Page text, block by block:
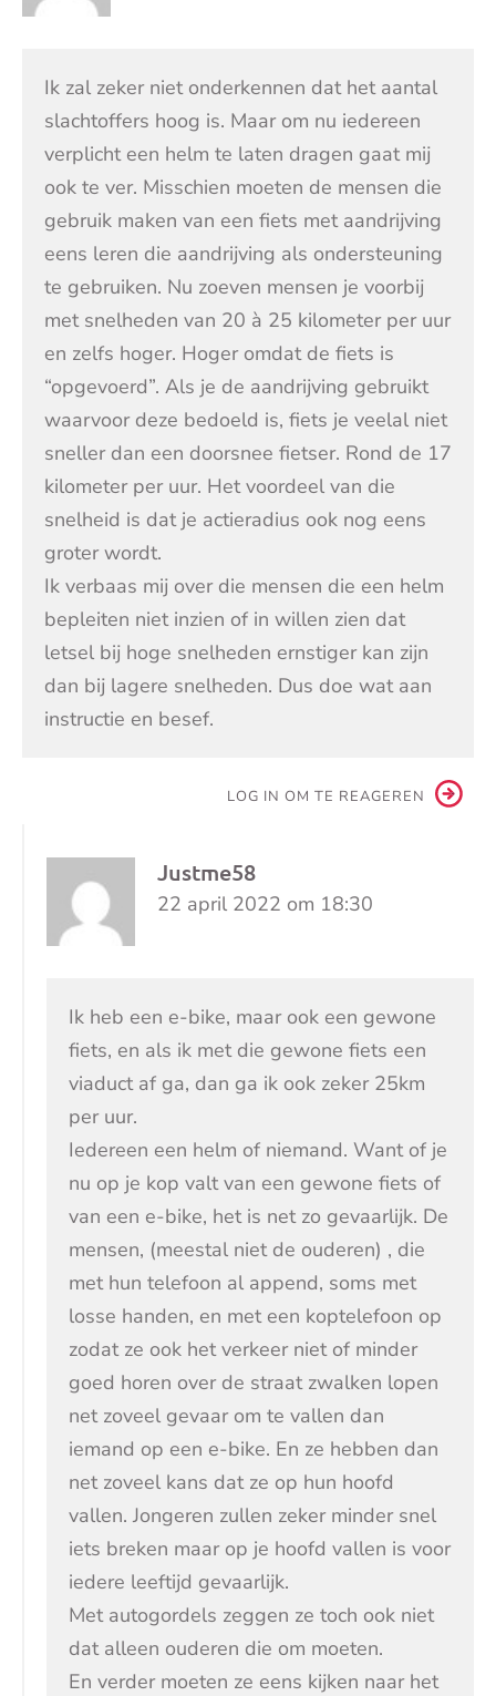
Ik zal zeker niet onderkennen dat het aantal
slachtoffers hoog is. Maar om nu iedereen
verplicht een helm te laten dragen gaat mij
ook te ver. Misschien moeten de mensen die
gebruik maken van een fiets met aandrijving
eens leren die aandrijving als ondersteuning
te gebruiken. Nu zoeven mensen je voorbij
met snelheden van 20 à 25 kilometer per uur
en zelfs hoger. Hoger omdat de fiets is
“opgevoerd”. Als je de aandrijving gebruikt
waarvoor deze bedoeld is, fiets je veelal niet
sneller dan een doorsnee fietser. Rond de 17
kilometer per uur. Het voordeel van die
snelheid is dat je actieradius ook nog eens
groter wordt.
Ik verbaas mij over die mensen die een helm
bepleiten niet inzien of in willen zien dat
letsel bij hoge snelheden ernstiger kan zijn
dan bij lagere snelheden. Dus doe wat aan
instructie en besef.
LOG IN OM TE REAGEREN
Justme58
22 april 2022 om 18:30
Ik heb een e-bike, maar ook een gewone
fiets, en als ik met die gewone fiets een
viaduct af ga, dan ga ik ook zeker 25km
per uur.
Iedereen een helm of niemand. Want of je
nu op je kop valt van een gewone fiets of
van een e-bike, het is net zo gevaarlijk. De
mensen, (meestal niet de ouderen) , die
met hun telefoon al append, soms met
losse handen, en met een koptelefoon op
zodat ze ook het verkeer niet of minder
goed horen over de straat zwalken lopen
net zoveel gevaar om te vallen dan
iemand op een e-bike. En ze hebben dan
net zoveel kans dat ze op hun hoofd
vallen. Jongeren zullen zeker minder snel
iets breken maar op je hoofd vallen is voor
iedere leeftijd gevaarlijk.
Met autogordels zeggen ze toch ook niet
dat alleen ouderen die om moeten.
En verder moeten ze eens kijken naar het